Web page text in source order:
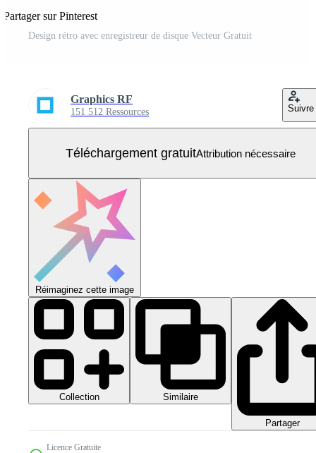
Partager sur Pinterest
Design rétro avec enregistreur de disque Vecteur Gratuit
Graphics RF
151 512 Ressources Suivre
Téléchargement gratuitAttribution nécessaire
Réimaginez cette image
Collection Similaire
Partager
Licence Gratuite